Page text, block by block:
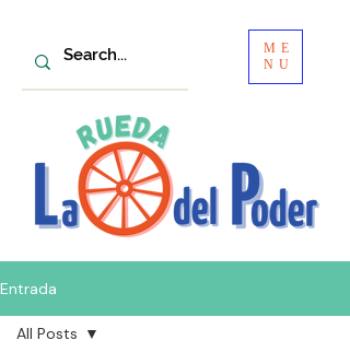
ME
NU
Entrada
All Posts